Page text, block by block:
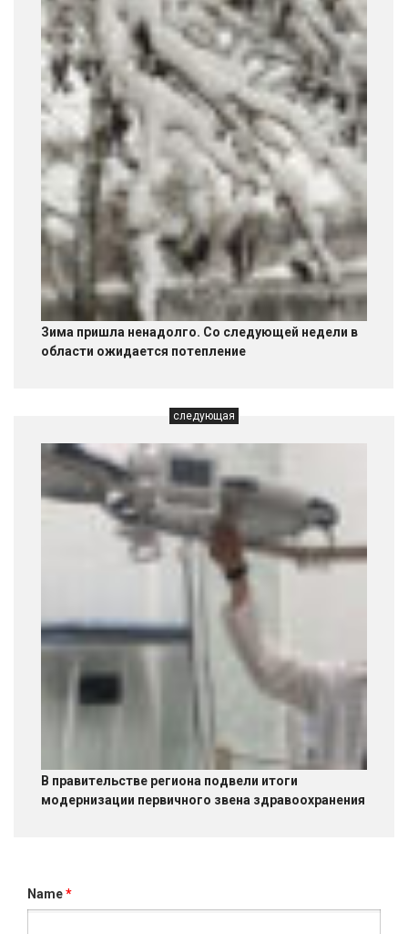
Зима пришла ненадолго. Со следующей недели в
области ожидается потепление
следующая
В правительстве региона подвели итоги
модернизации первичного звена здравоохранения
Name*